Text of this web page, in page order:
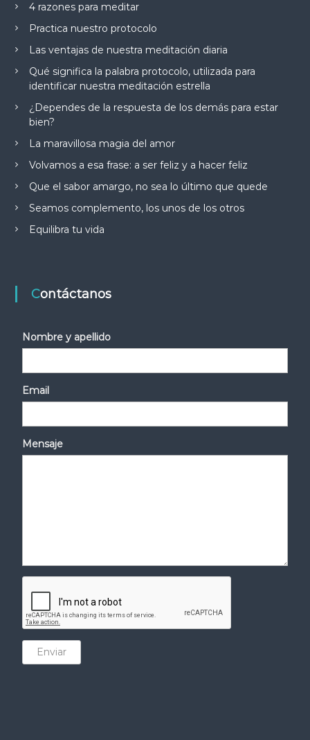
4 razones para meditar
Practica nuestro protocolo
Las ventajas de nuestra meditación diaria
Qué significa la palabra protocolo, utilizada para
identificar nuestra meditación estrella
¿Dependes de la respuesta de los demás para estar
bien?
La maravillosa magia del amor
Volvamos a esa frase: a ser feliz y a hacer feliz
Que el sabor amargo, no sea lo último que quede
Seamos complemento, los unos de los otros
Equilibra tu vida
Contáctanos
Nombre y apellido
Email
Mensaje
Enviar